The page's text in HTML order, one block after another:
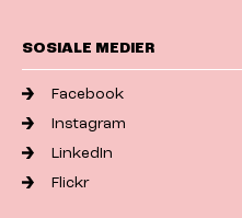
SOSIALE MEDIER
Facebook
Instagram
LinkedIn
Flickr